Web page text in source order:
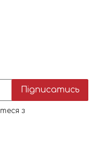
Підписатись
з